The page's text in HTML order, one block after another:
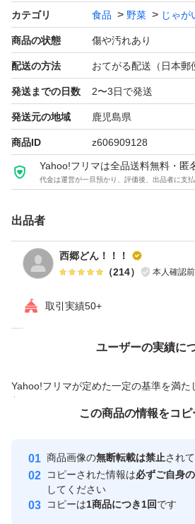
カテゴリ 食品 野菜 じゃが
商品の状態 傷や汚れあり
配送の方法 おてがる配送（日本郵
発送までの日数 2〜3日で発送
発送元の地域 鹿児島県
商品ID z606909128
Yahoo!フリマは全品送料無料・匿
代金は運営が一旦預かり、評価後、出品者に支
出品者
西郷どん！！！
（214） 本人確認前
取引実績50+
ユーザーの実績に
Yahoo!フリマが定めた一定の基準を満た
付与しています
安心取引出品者
心・安
取引実績
価格の相談
この商品の情報をコ
商品画像の無断転載は禁止され
コピーされた情報は必ずご自身
してください
コピーは1商品につき1回です
この商品をみている人にオススメ